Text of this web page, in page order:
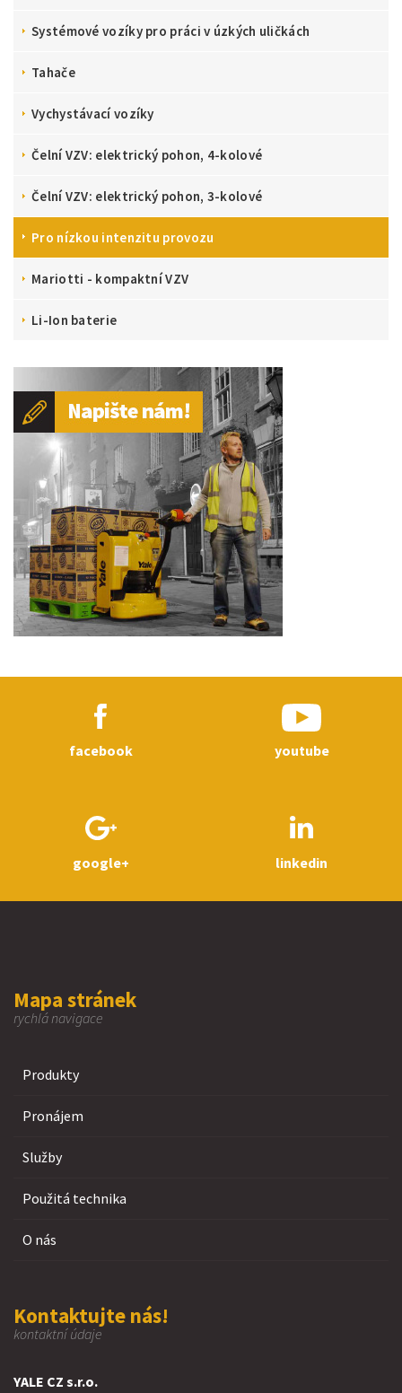
Systémové vozíky pro práci v úzkých uličkách
Tahače
Vychystávací vozíky
Čelní VZV: elektrický pohon, 4-kolové
Čelní VZV: elektrický pohon, 3-kolové
Pro nízkou intenzitu provozu
Mariotti - kompaktní VZV
Li-Ion baterie
facebook youtube
google+ linkedin
Mapa stránek
rychlá navigace
Produkty
Pronájem
Služby
Použitá technika
O nás
Kontaktujte nás!
kontaktní údaje
YALE CZ s.r.o.